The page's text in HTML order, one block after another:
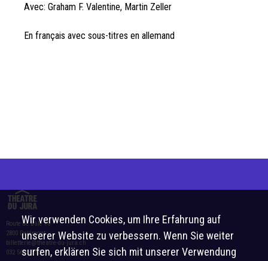
Avec: Graham F. Valentine, Martin Zeller
En français avec sous-titres en allemand
Route de Bâle 10
2800 Delémont
billetterie@theatre-du-jura.ch
032 566 55 55
Wir verwenden Cookies, um Ihre Erfahrung auf
unserer Website zu verbessern. Wenn Sie weiter
surfen, erklären Sie sich mit unserer Verwendung